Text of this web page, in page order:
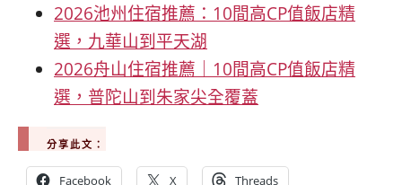
2026池州住宿推薦：10間高CP值飯店精
選，九華山到平天湖
2026舟山住宿推薦｜10間高CP值飯店精
選，普陀山到朱家尖全覆蓋
分享此文：
Facebook X Threads